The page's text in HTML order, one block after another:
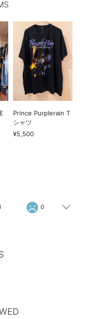
Prince Purplerain T
シャツ
¥5,500
0